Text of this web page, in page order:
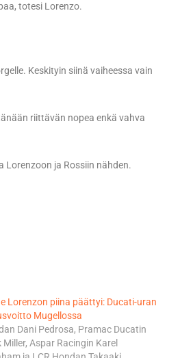
totesi Lorenzo.
Keskityin siinä vaiheessa vain
riittävän nopea enkä vahva
Lorenzoon ja Rossiin nähden.
Lorenzon piina päättyi: Ducati-uran
Mugellossa
Dani Pedrosa, Pramac Ducatin
Miller, Aspar Racingin Karel